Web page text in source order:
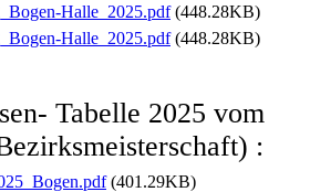
Halle_2025.pdf(448.28KB)
Halle_2025.pdf(448.28KB)
Tabelle 2025 vom
:
(401.29KB)